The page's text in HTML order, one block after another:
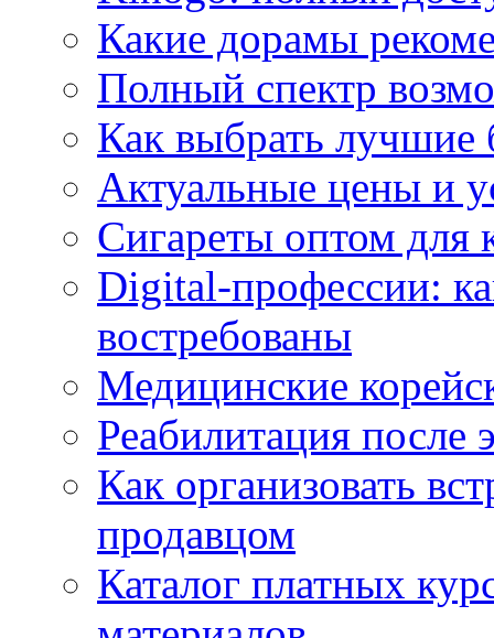
Какие дорамы
Полный спектр
Как выбрать
Актуальные цены и
Сигареты оптом для
Digital-профессии:
востребованы
Медицинские
Реабилитация после
Как организовать
продавцом
Каталог платных